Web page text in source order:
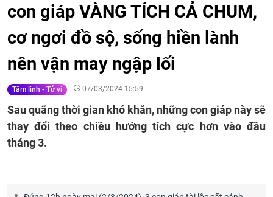
con giáp VÀNG TÍCH CẢ CHUM,
cơ ngơi đồ sộ, sống hiền lành
nên vận may ngập lối
Tâm linh - Tử vi 07/03/2024 15:59
Sau quãng thời gian khó khăn, những con giáp này sẽ
thay đổi theo chiều hướng tích cực hơn vào đầu
tháng 3.